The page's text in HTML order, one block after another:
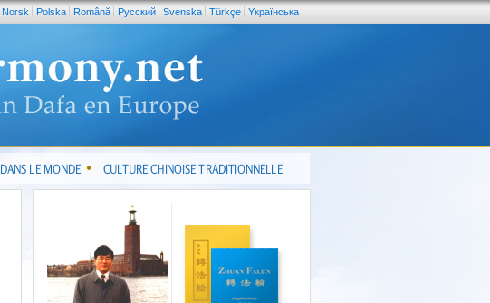
Norsk Polska Română Pусский Svenska Türkçe Yкраїнська
DANS LE MONDE CULTURE CHINOISE TRADITIONNELLE